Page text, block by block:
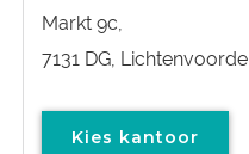
Markt 9c,
7131 DG, Lichtenvoorde
Kies kantoor